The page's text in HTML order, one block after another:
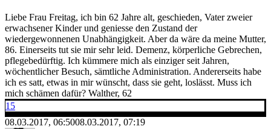
Liebe Frau Freitag, ich bin 62 Jahre alt, geschieden, Vater zweier
erwachsener Kinder und geniesse den Zustand der
wiedergewonnenen Unabhängigkeit. Aber da wäre da meine Mutter,
86. Einerseits tut sie mir sehr leid. Demenz, körperliche Gebrechen,
pflegebedürftig. Ich kümmere mich als einziger seit Jahren,
wöchentlicher Besuch, sämtliche Administration. Andererseits habe
ich es satt, etwas in mir wünscht, dass sie geht, loslässt. Muss ich
mich schämen dafür? Walther, 62
15
08.03.2017, 06:5008.03.2017, 07:19